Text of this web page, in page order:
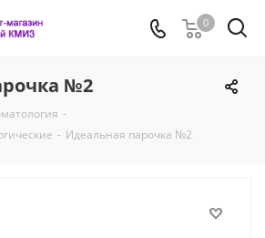
0
№2
-
- Идеальная парочка №2